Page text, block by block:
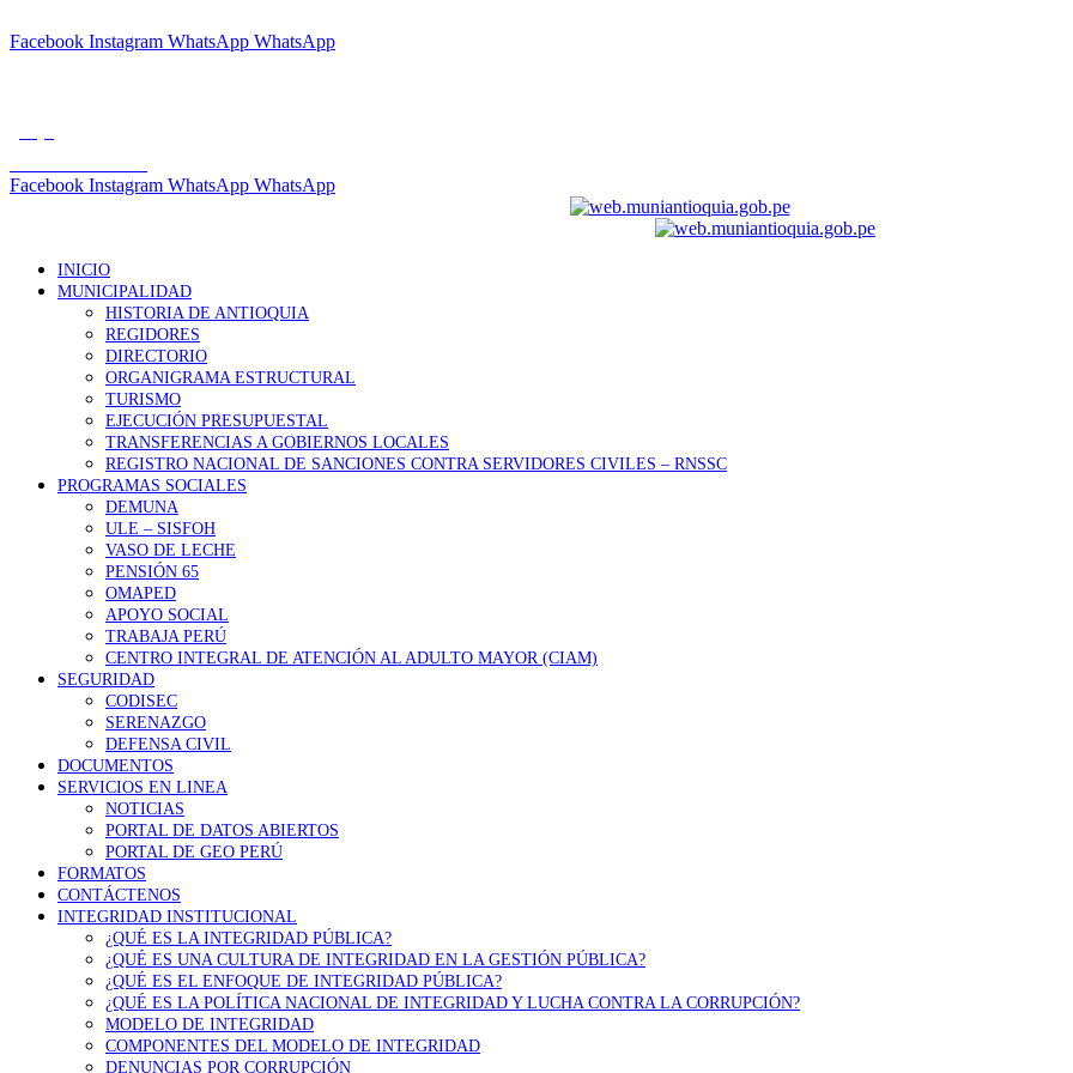
Facebook Instagram WhatsApp WhatsApp
Facebook Instagram WhatsApp WhatsApp
INICIO
MUNICIPALIDAD
HISTORIA DE ANTIOQUIA
REGIDORES
DIRECTORIO
ORGANIGRAMA ESTRUCTURAL
TURISMO
EJECUCIÓN PRESUPUESTAL
TRANSFERENCIAS A GOBIERNOS LOCALES
REGISTRO NACIONAL DE SANCIONES CONTRA SERVIDORES CIVILES – RNSSC
PROGRAMAS SOCIALES
DEMUNA
ULE – SISFOH
VASO DE LECHE
PENSIÓN 65
OMAPED
APOYO SOCIAL
TRABAJA PERÚ
CENTRO INTEGRAL DE ATENCIÓN AL ADULTO MAYOR (CIAM)
SEGURIDAD
CODISEC
SERENAZGO
DEFENSA CIVIL
DOCUMENTOS
SERVICIOS EN LINEA
NOTICIAS
PORTAL DE DATOS ABIERTOS
PORTAL DE GEO PERÚ
FORMATOS
CONTÁCTENOS
INTEGRIDAD INSTITUCIONAL
¿QUÉ ES LA INTEGRIDAD PÚBLICA?
¿QUÉ ES UNA CULTURA DE INTEGRIDAD EN LA GESTIÓN PÚBLICA?
¿QUÉ ES EL ENFOQUE DE INTEGRIDAD PÚBLICA?
¿QUÉ ES LA POLÍTICA NACIONAL DE INTEGRIDAD Y LUCHA CONTRA LA CORRUPCIÓN?
MODELO DE INTEGRIDAD
COMPONENTES DEL MODELO DE INTEGRIDAD
DENUNCIAS POR CORRUPCIÓN